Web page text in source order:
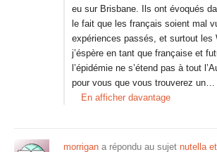
eu sur Brisbane. Ils ont évoqués
le fait que les français soient mal
expériences passés, et surtout
j’éspère en tant que française et
l’épidémie ne s’étend pas à tout
pour vous que vous trouverez un…
En afficher davantage
morrigan a répondu au sujet nutella